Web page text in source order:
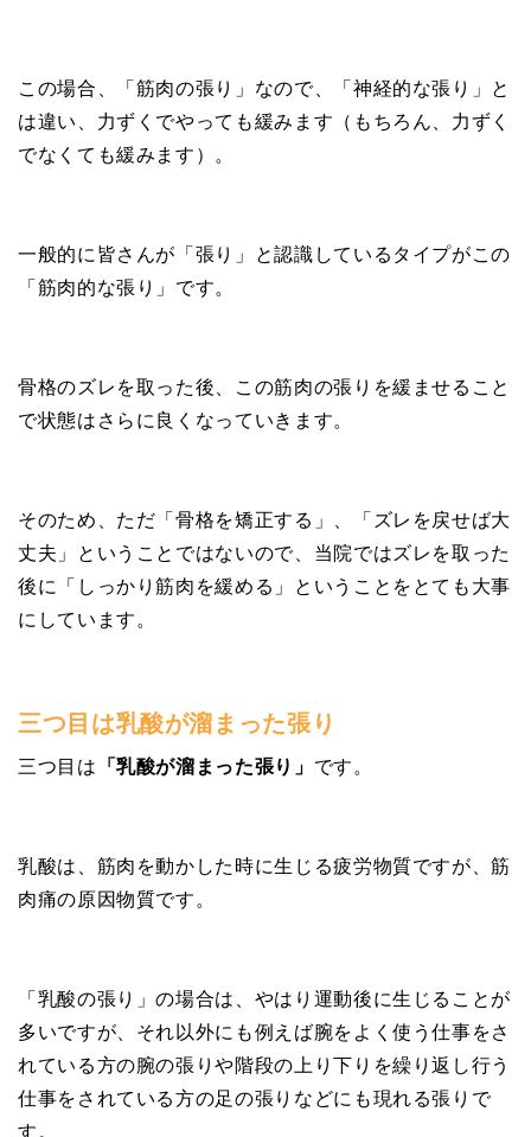
この場合、「筋肉の張り」なので、「神経的な張り」と
は違い、力ずくでやっても緩みます（もちろん、力ずく
でなくても緩みます）。
一般的に皆さんが「張り」と認識しているタイプがこの
「筋肉的な張り」です。
骨格のズレを取った後、この筋肉の張りを緩ませること
で状態はさらに良くなっていきます。
そのため、ただ「骨格を矯正する」、「ズレを戻せば大
丈夫」ということではないので、当院ではズレを取った
後に「しっかり筋肉を緩める」ということをとても大事
にしています。
三つ目は乳酸が溜まった張り
三つ目は 「乳酸が溜まった張り」 です。
乳酸は、筋肉を動かした時に生じる疲労物質ですが、筋
肉痛の原因物質です。
「乳酸の張り」の場合は、やはり運動後に生じることが
多いですが、それ以外にも例えば腕をよく使う仕事をさ
れている方の腕の張りや階段の上り下りを繰り返し行う
仕事をされている方の足の張りなどにも現れる張りで
す。